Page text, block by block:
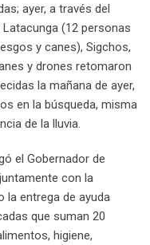
ayer, a través del
(12 personas
y canes), Sigchos,
y drones retomaron
la mañana de ayer,
en la búsqueda, misma
de la lluvia.
el Gobernador de
con la
la entrega de ayuda
que suman 20
higiene,